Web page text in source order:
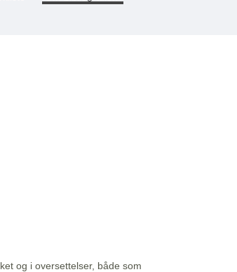
og i oversettelser, både som